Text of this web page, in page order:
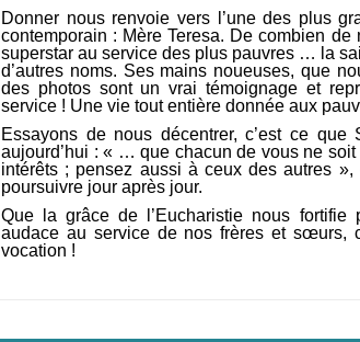
Donner nous renvoie vers l’une des plus
contemporain : Mère Teresa. De combien de
superstar au service des plus pauvres … la
d’autres noms. Ses mains noueuses, que
des photos sont un vrai témoignage et
service ! Une vie tout entière donnée aux
Essayons de nous décentrer, c’est ce que
aujourd’hui : « … que chacun de vous ne
intérêts ; pensez aussi à ceux des autres
poursuivre jour après jour.
Que la grâce de l’Eucharistie nous fortifie
audace au service de nos frères et sœurs,
vocation !